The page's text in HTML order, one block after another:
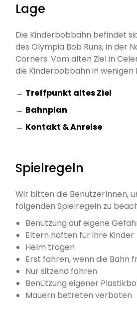
Lage
Die Kinderbobbahn befindet
des Olympia Bob Runs, in der
Corners. Vom alten Ziel in
die Kinderbobbahn in wenigen
→ Treffpunkt altes Ziel
→ Bahnplan
→ Kontakt & Anreise
Spielregeln
Wir bitten die BenützerInnen,
folgenden Spielregeln zu
Benützung auf eigene
Eltern haften für ihre Kinder
Helm tragen
Erst fahren, wenn die Bahn
Nur sitzend fahren
Benützung eigener
Mauern betreten verboten